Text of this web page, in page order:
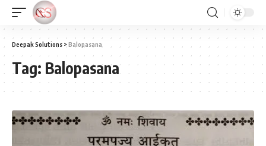
Deepak Solutions >Balopasana
Tag: Balopasana